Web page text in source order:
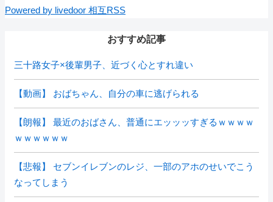
Powered by livedoor 相互RSS
おすすめ記事
三十路女子×後輩男子、近づく心とすれ違い
【動画】 おばちゃん、自分の車に逃げられる
【朗報】 最近のおばさん、普通にエッッッすぎるｗｗｗｗ
ｗｗｗｗｗｗ
【悲報】 セブンイレブンのレジ、一部のアホのせいでこう
なってしまう